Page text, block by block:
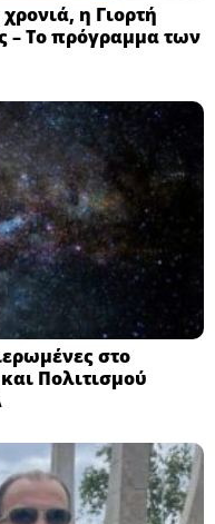
η Γιορτή
– Το πρόγραμμα των
στο
Πολιτισμού